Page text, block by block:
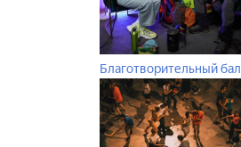
Благотворительный бал